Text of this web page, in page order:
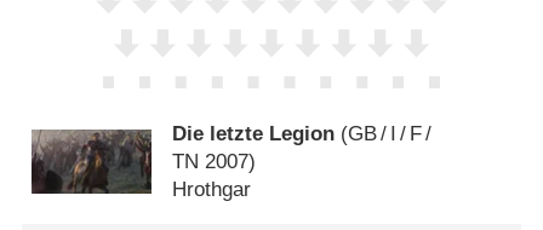
Die letzte Legion (GB/ I / F/
TN 2007)
Hrothgar